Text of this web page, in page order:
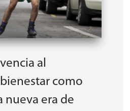
al
como
nueva era de